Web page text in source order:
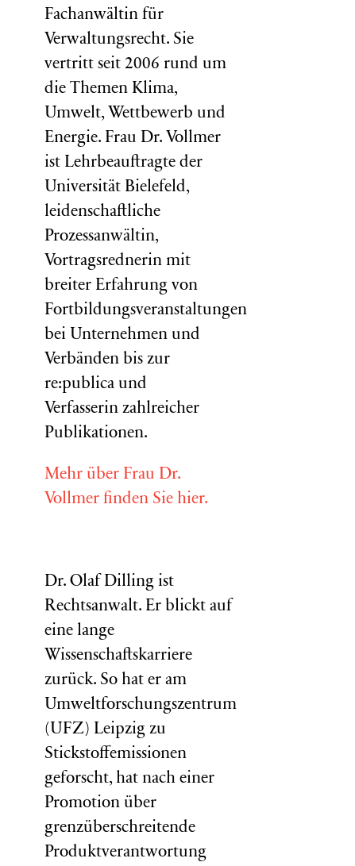
Fachanwältin für
Verwaltungsrecht. Sie
vertritt seit 2006 rund um
die Themen Klima,
Umwelt, Wettbewerb und
Energie. Frau Dr. Vollmer
ist Lehrbeauftragte der
Universität Bielefeld,
leidenschaftliche
Prozessanwältin,
Vortragsrednerin mit
breiter Erfahrung von
Fortbildungsveranstaltungen
bei Unternehmen und
Verbänden bis zur
re:publica und
Verfasserin zahlreicher
Publikationen.
Mehr über Frau Dr.
Vollmer finden Sie hier.
Dr. Olaf Dilling ist
Rechtsanwalt. Er blickt auf
eine lange
Wissenschaftskarriere
zurück. So hat er am
Umweltforschungszentrum
(UFZ) Leipzig zu
Stickstoffemissionen
geforscht, hat nach einer
Promotion über
grenzüberschreitende
Produktverantwortung